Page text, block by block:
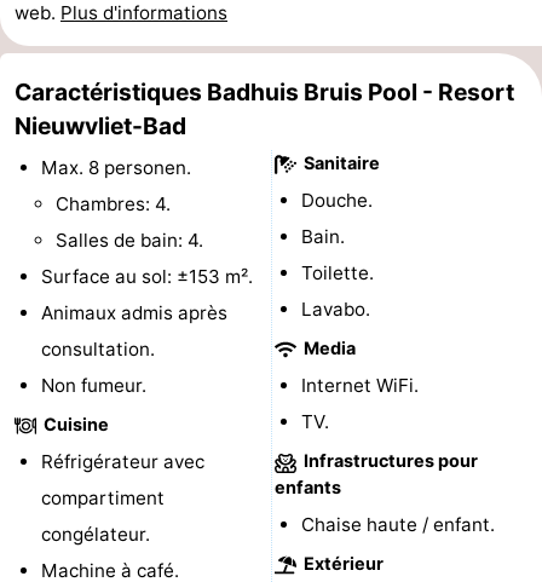
Veere
-
Domburg
-
Zoutelande
-
Vlissingen
Middelburg
Zeeuws-
Vlaanderen
Breskens
Cadzand
-
Nature
Flandre-
web. Plus d'informations
Caractéristiques Badhuis Bruis Pool - Resort
Nieuwvliet-Bad
Max. 8 personen.
Chambres: 4.
Salles de bain: 4.
Surface au sol: ±153 m².
Animaux admis après
consultation.
Non fumeur.
Cuisine
Réfrigérateur avec
compartiment
congélateur.
Machine à café.
Sanitaire
Douche.
Bain.
Toilette.
Lavabo.
Media
Internet WiFi.
TV.
Infrastructures pour
enfants
Chaise haute / enfant.
Extérieur